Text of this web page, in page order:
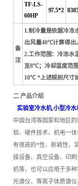
TF-LS-
60HP
97.5*2
备
注
1.制冷量是依据冷
出风量40℃计算得出
2.工作范围：冷冻
至8℃；冷却温度范
10℃ *上述规则尺寸
二 产品介绍
实验室冷水机,小型冷水
中国台湾等国家和地区
软、硬件技术、机电一
有很高的*性、新颖性、
接设备、真空设备、印
机等，也可以应用于多
光谱仪、等离子体质谱